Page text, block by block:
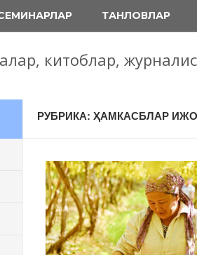
ТАНЛОВЛАР
китоблар,
РУБРИКА: ҲАМКАСБЛАР